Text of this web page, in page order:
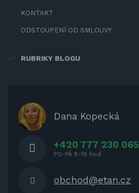
KONTAKT
ODSTOUPENÍ OD SMLOUVY
RUBRIKY BLOGU
OCHRANNÉ KRYTY NA ZAHRADNÍ
NÁBYTEK
Dana Kopecká
+420 777 230 065
PO-PÁ 8-18 hod
obchod@etan.cz